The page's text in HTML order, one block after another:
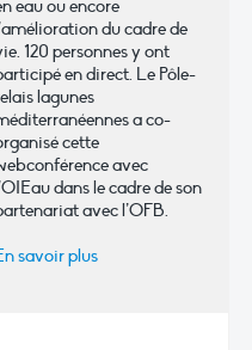
eau ou encore
du cadre de
120 personnes y ont
en direct. Le Pôle-
lagunes
a co-
cette
avec
dans le cadre de son
avec l’OFB.
savoir plus